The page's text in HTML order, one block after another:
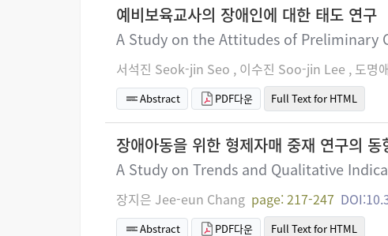
예비보육교사의 장애인에 대한 태도 연구
A Study on the Attitudes of Preliminary
서석진 Seok-jin Seo , 이수진 Soo-jin Lee , 도명
Abstract PDF다운 Full Text for HTML
장애아동을 위한 형제자매 중재 연구의
A Study on Trends and Qualitative
장지은 Jee-eun Chang page: 217-247
Abstract PDF다운 Full Text for HTML